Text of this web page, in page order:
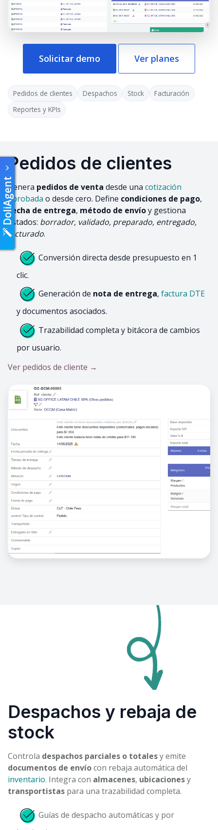
Solicitar demo Ver planes
Pedidos de clientes Despachos Stock
Facturación
Reportes y KPIs
Pedidos de clientes
Genera pedidos de venta desde una cotización
aprobada o desde cero. Define condiciones de pago,
fecha de entrega, método de envíoy gestiona
estados: borrador, validado, preparado, entregado,
facturado.
Conversión directa desde presupuesto en 1
clic.
Generación de nota de entrega, factura DTE
y documentos asociados.
Trazabilidad completa y bitácora de cambios
por usuario.
Ver pedidos de cliente →
Despachos y rebaja de
stock
Controla despachos parciales o totalesy emite
documentos de envíocon rebaja automática del
inventario. Integra con almacenes, ubicacionesy
transportistas para una trazabilidad completa.
Guías de despacho automáticas y por
DoliAgent